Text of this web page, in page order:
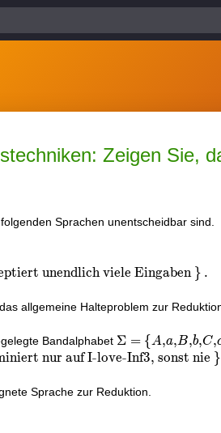
Zeigen Sie,
Sprachen unentscheidbar sind.
unendlich viele Eingaben } .
allgemeine Halteproblem zur
Bandalphabet \Sigma=\
{A, a, B,
\ldots, Z,
Σ = {A,a,B,b,C,
nur auf I-love-Inf3, sonst nie }
Sprache zur Reduktion.